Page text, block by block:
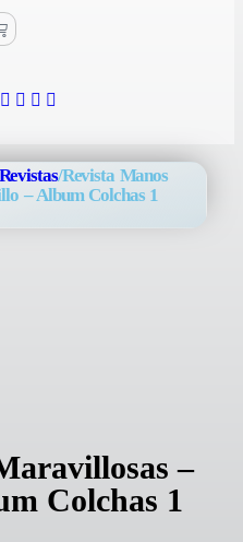
/Revista Manos
– Album Colchas 1
–
Colchas 1